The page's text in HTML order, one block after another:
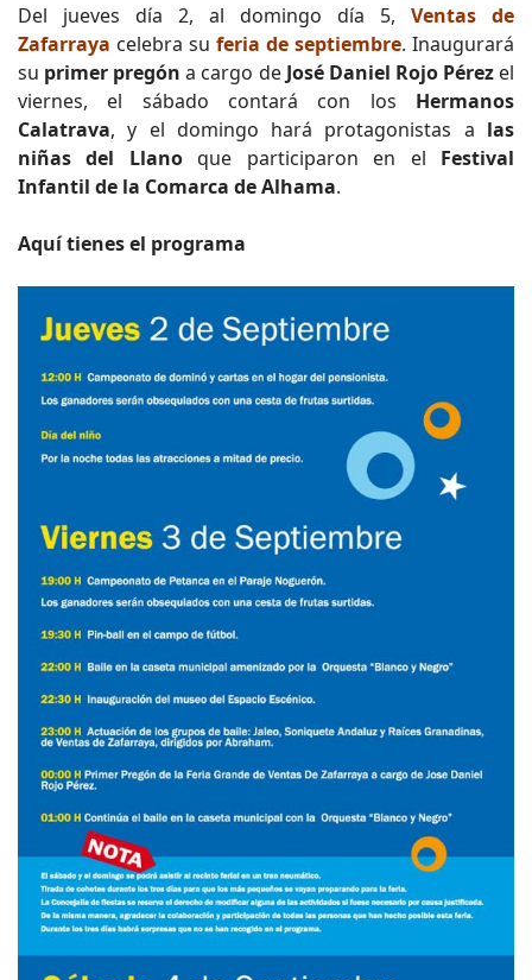
Del jueves día 2, al domingo día 5, Ventas de
Zafarraya celebra su feria de septiembre. Inaugurará
su primer pregóna cargo de José Daniel Rojo Pérezel
viernes, el sábado contará con los Hermanos
Calatrava, y el domingo hará protagonistas a las
niñas del Llanoque participaron en el Festival
Infantil de la Comarca de Alhama.
Aquí tienes el programa